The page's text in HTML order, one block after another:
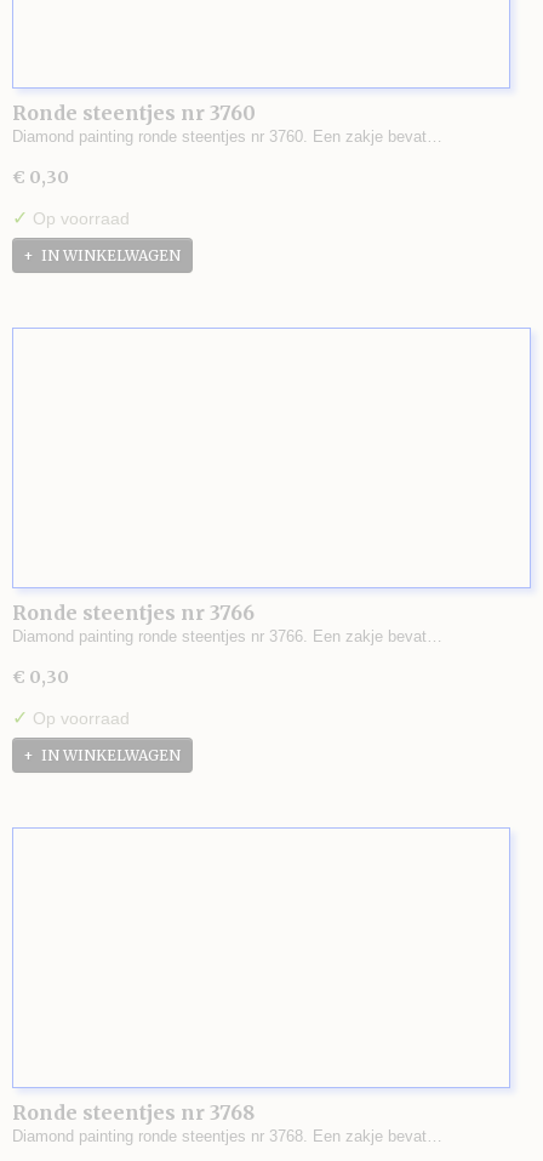
Ronde steentjes nr 3760
Diamond painting ronde steentjes nr 3760. Een zakje bevat…
€ 0,30
✓ Op voorraad
IN WINKELWAGEN
Ronde steentjes nr 3766
Diamond painting ronde steentjes nr 3766. Een zakje bevat…
€ 0,30
✓ Op voorraad
IN WINKELWAGEN
Ronde steentjes nr 3768
Diamond painting ronde steentjes nr 3768. Een zakje bevat…